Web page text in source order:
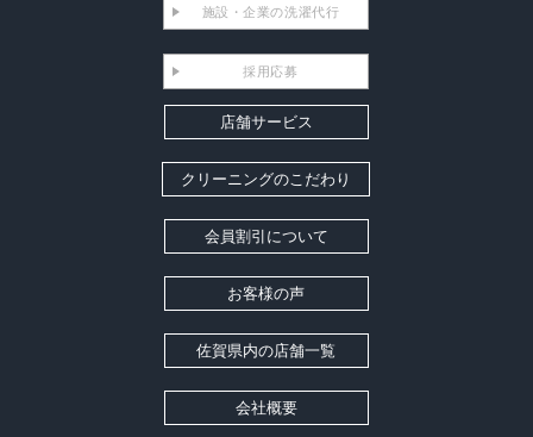
施設・企業の洗濯代行
採用応募
店舗サービス
クリーニングのこだわり
会員割引について
お客様の声
佐賀県内の店舗一覧
会社概要